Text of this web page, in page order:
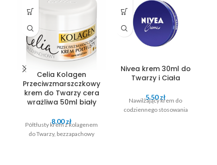
Celia Kolagen
Przeciwzmarszczkowy
krem do Twarzy cera
wrażliwa 50ml biały
8.00zł
Półtłusty krem z kolagenem
do Twarzy, bezzapachowy
Nivea krem 30ml do
Twarzy i Ciała
5.50zł
Nawilżający krem do
codziennego stosowania